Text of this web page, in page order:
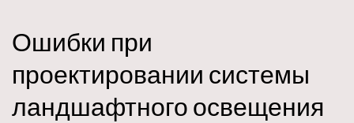
Ошибки при
проектировании системы
ландшафтного освещения